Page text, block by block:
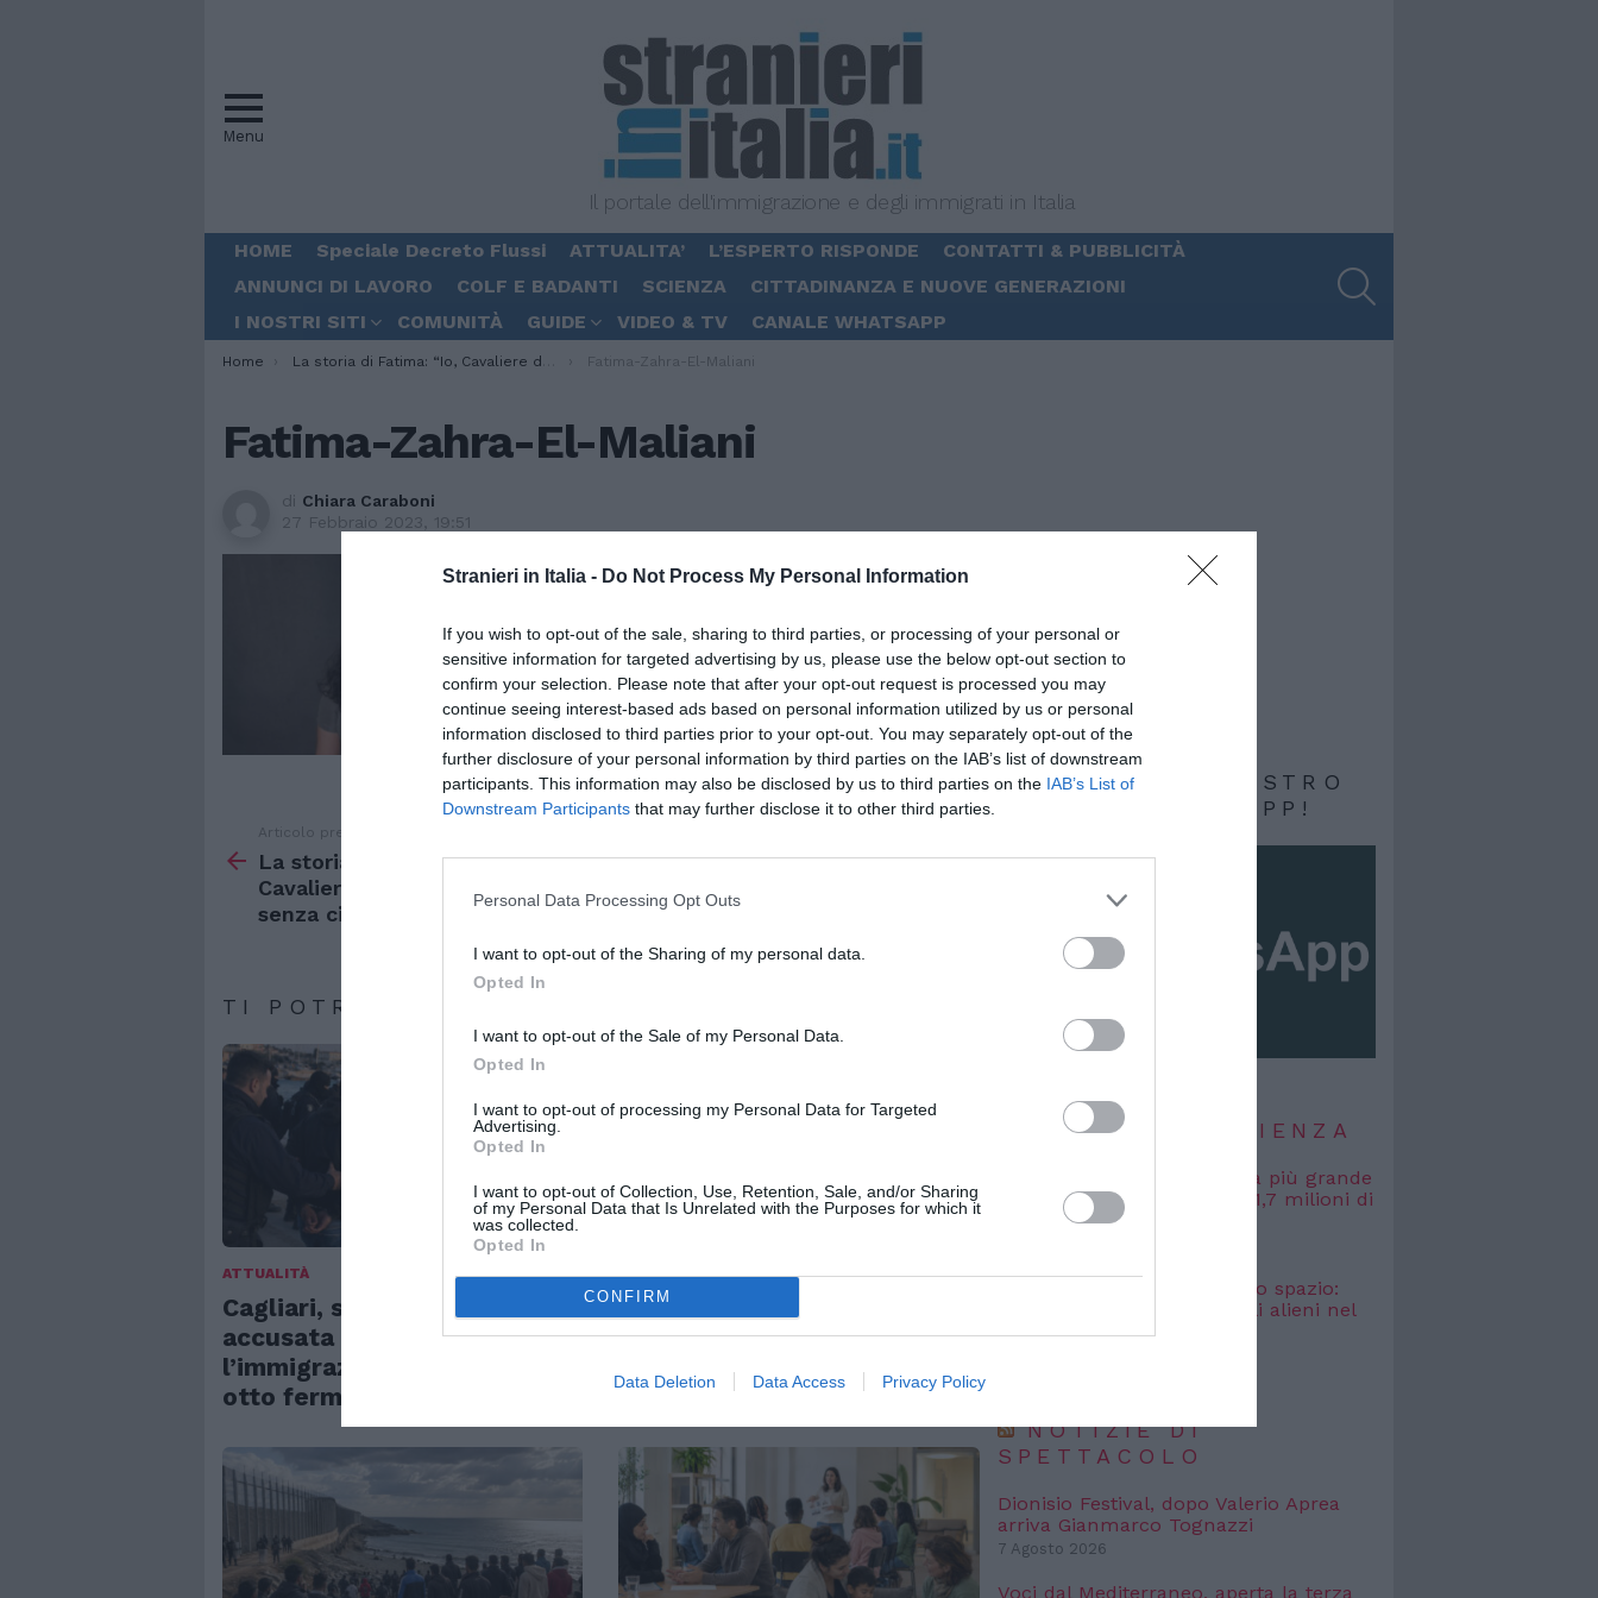
Stranieri in Italia - Do Not Process My Personal Information
If you wish to opt-out of the sale, sharing to third parties, or processing of your personal or
sensitive information for targeted advertising by us, please use the below opt-out section to
confirm your selection. Please note that after your opt-out request is processed you may
continue seeing interest-based ads based on personal information utilized by us or personal
information disclosed to third parties prior to your opt-out. You may separately opt-out of the
further disclosure of your personal information by third parties on the IAB’s list of downstream
participants. This information may also be disclosed by us to third parties on the IAB’s List of
Downstream Participants that may further disclose it to other third parties.
Personal Data Processing Opt Outs
I want to opt-out of the Sharing of my personal data.
Opted In
I want to opt-out of the Sale of my Personal Data.
Opted In
I want to opt-out of processing my Personal Data for Targeted
Advertising.
Opted In
I want to opt-out of Collection, Use, Retention, Sale, and/or Sharing
of my Personal Data that Is Unrelated with the Purposes for which it
was collected.
Opted In
CONFIRM
Data Deletion Data Access Privacy Policy
Menu
Il portale dell'immigrazione e degli immigrati in Italia
HOME Speciale Decreto Flussi ATTUALITA’ L’ESPERTO RISPONDE
CONTATTI & PUBBLICITÀ
ANNUNCI DI LAVORO
COLF E BADANTI SCIENZA
CITTADINANZA E NUOVE GENERAZIONI
I NOSTRI SITI
COMUNITÀ GUIDE VIDEO & TV CANALE WHATSAPP
You are here:
Home La storia di Fatima: “Io, Cavaliere della Repubblica senza cittadinanza italiana” Fatima-Zahra-El-Maliani
Fatima-Zahra-El-Maliani
di Chiara Caraboni
27 Febbraio 2023, 19:51
di
Articolo precedente
La storia di Fatima: “Io,
Cavaliere della Repubblica
senza cittadinanza italiana”
TI POTREBBERO INTERESSARE ANCHE:
ATTUALITÀ
Cagliari, smantellata rete
accusata di favorire
l’immigrazione irregolare:
otto fermi
ATTUALITÀ
Tratta e grave sfruttamento,
36 milioni per rafforzare
assistenza e integrazione
delle vittime
ISCRIVITI AL NOSTRO
CANALE WHATSAPP!
NOTIZIE DI SCIENZA
IC 1101, misurata la galassia più grande
conosciuta: si estende per 1,7 milioni di
anni luce
“Fari cosmici” nascosti nello spazio:
potremmo cercare i segnali alieni nel
posto sbagliato
NOTIZIE DI
SPETTACOLO
Dionisio Festival, dopo Valerio Aprea
arriva Gianmarco Tognazzi
7 Agosto 2026
Voci dal Mediterraneo, aperta la terza